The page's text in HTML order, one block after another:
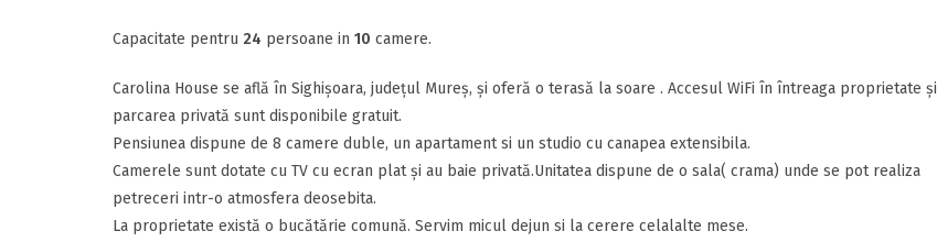
Capacitate pentru 24 persoane in 10 camere.
Carolina House se află în Sighișoara, judeţul Mureș, şi oferă o terasă la soare . Accesul WiFi în întreaga proprietate și
parcarea privată sunt disponibile gratuit.
Pensiunea dispune de 8 camere duble, un apartament si un studio cu canapea extensibila.
Camerele sunt dotate cu TV cu ecran plat şi au baie privată.Unitatea dispune de o sala( crama) unde se pot realiza
petreceri intr-o atmosfera deosebita.
La proprietate există o bucătărie comună. Servim micul dejun si la cerere celalalte mese.
Termeni si conditii
Adauga recenzia
Data plecarii